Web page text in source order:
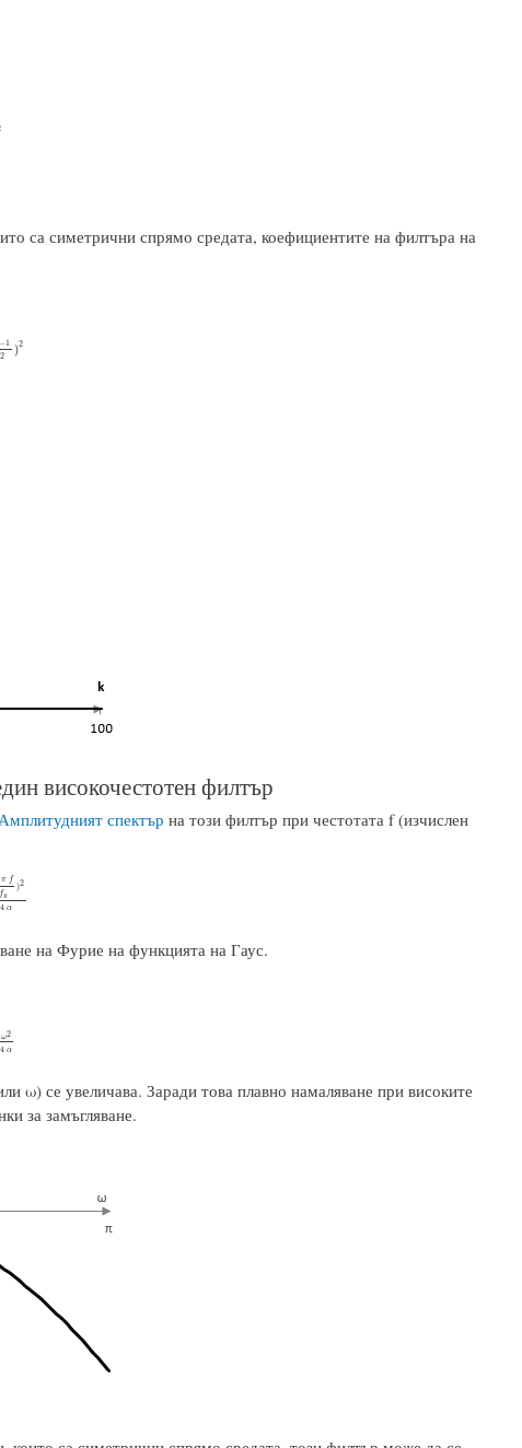
са симетрични спрямо средата, коефициентите на филтъра на
−1
2
)2
2)2
високочестотен филтър
Амплитудният спектър на този филтър при честотата f (изчислен
π f
fs
)2
4 α
24α
на Фурие на функцията на Гаус.
ω2
4 α
α
ω) се увеличава. Заради това плавно намаляване при високите
за замъгляване.